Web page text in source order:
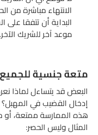
الانتهاء مباشرة من
البداية أن تتفقا على
موعد آخر للشريك الآخر.
متعة جنسية للجميع
البعض قد يتساءل لماذا
إدخال القضيب في
هذه الممارسة ممتعة، أو
المثال وليس الحصر: